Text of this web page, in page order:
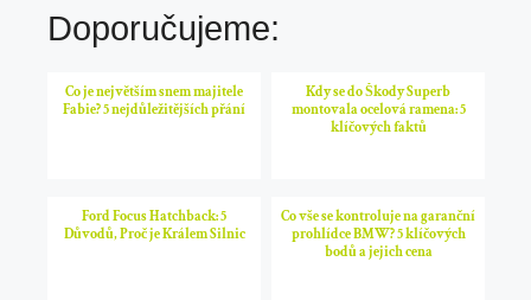
Doporučujeme:
Co je největším snem majitele
Fabie? 5 nejdůležitějších přání
Kdy se do Škody Superb
montovala ocelová ramena: 5
klíčových faktů
Ford Focus Hatchback: 5
Důvodů, Proč je Králem Silnic
Co vše se kontroluje na garanční
prohlídce BMW? 5 klíčových
bodů a jejich cena